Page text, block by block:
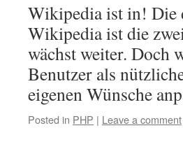
Wikipedia ist in! Die
Wikipedia ist die
wächst weiter. Doch
Benutzer als
eigenen Wünsche
Posted in PHP | Leave a comment